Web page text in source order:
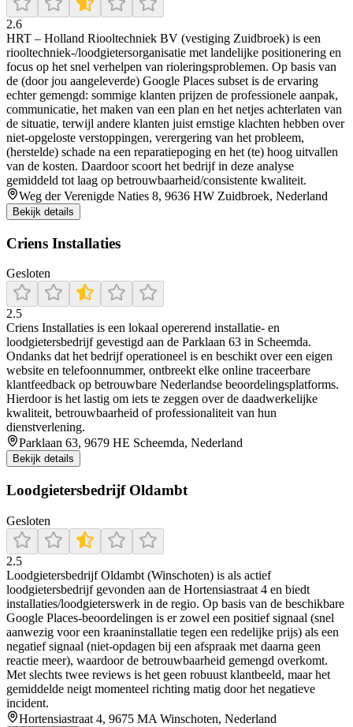
2.6
HRT – Holland Riooltechniek BV (vestiging Zuidbroek) is een
riooltechniek-/loodgietersorganisatie met landelijke positionering en
focus op het snel verhelpen van rioleringsproblemen. Op basis van
de (door jou aangeleverde) Google Places subset is de ervaring
echter gemengd: sommige klanten prijzen de professionele aanpak,
communicatie, het maken van een plan en het netjes achterlaten van
de situatie, terwijl andere klanten juist ernstige klachten hebben over
niet-opgeloste verstoppingen, verergering van het probleem,
(herstelde) schade na een reparatiepoging en het (te) hoog uitvallen
van de kosten. Daardoor scoort het bedrijf in deze analyse
gemiddeld tot laag op betrouwbaarheid/consistente kwaliteit.
Weg der Verenigde Naties 8, 9636 HW Zuidbroek, Nederland
Bekijk details
Criens Installaties
Gesloten
2.5
Criens Installaties is een lokaal opererend installatie- en
loodgietersbedrijf gevestigd aan de Parklaan 63 in Scheemda.
Ondanks dat het bedrijf operationeel is en beschikt over een eigen
website en telefoonnummer, ontbreekt elke online traceerbare
klantfeedback op betrouwbare Nederlandse beoordelingsplatforms.
Hierdoor is het lastig om iets te zeggen over de daadwerkelijke
kwaliteit, betrouwbaarheid of professionaliteit van hun
dienstverlening.
Parklaan 63, 9679 HE Scheemda, Nederland
Bekijk details
Loodgietersbedrijf Oldambt
Gesloten
2.5
Loodgietersbedrijf Oldambt (Winschoten) is als actief
loodgietersbedrijf gevonden aan de Hortensiastraat 4 en biedt
installaties/loodgieterswerk in de regio. Op basis van de beschikbare
Google Places-beoordelingen is er zowel een positief signaal (snel
aanwezig voor een kraaninstallatie tegen een redelijke prijs) als een
negatief signaal (niet-opdagen bij een afspraak met daarna geen
reactie meer), waardoor de betrouwbaarheid gemengd overkomt.
Met slechts twee reviews is het geen robuust klantbeeld, maar het
gemiddelde neigt momenteel richting matig door het negatieve
incident.
Hortensiastraat 4, 9675 MA Winschoten, Nederland